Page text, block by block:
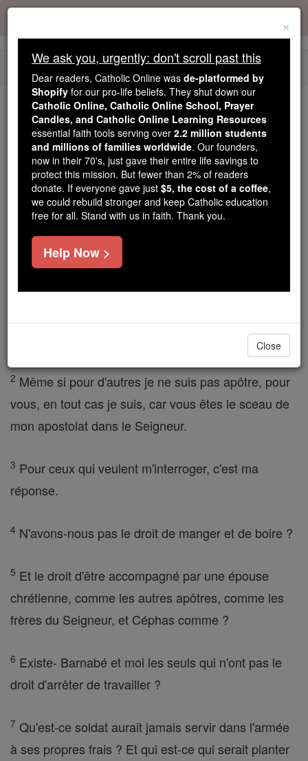
Skip
content
Trending:
Daily Reading for Thursday, October ...
Today's Reading The Mysteries of the Rosary
1 Corinthiens - Chapitre 9
1 Corinthiens ⌄
Suis-je pas libre? Suis -je pas apôtre ? N'ai-je pas
2 Même si pour d'autres je ne suis pas apôtre, pour
vous, en tout cas je suis, car vous êtes le sceau de
mon apostolat dans le Seigneur.
3 Pour ceux qui veulent m'interroger, c'est ma
réponse.
4 N'avons-nous pas le droit de manger et de boire ?
5 Et le droit d'être accompagné par une épouse
chrétienne, comme les autres apôtres, comme les
frères du Seigneur, et Céphas comme ?
6 Existe- Barnabé et moi les seuls qui n'ont pas le
droit d'arrêter de travailler ?
7 Qu'est-ce soldat aurait jamais servir dans l'armée
à ses propres frais ? Et qui est-ce qui serait planter
×
We ask you, urgently: don't scroll past this
Dear readers, Catholic Online was de-platformed by
Shopify for our pro-life beliefs. They shut down our
Catholic Online, Catholic Online School, Prayer
Candles, and Catholic Online Learning Resources
essential faith tools serving over 2.2 million students
and millions of families worldwide. Our founders,
now in their 70's, just gave their entire life savings to
protect this mission. But fewer than 2% of readers
donate. If everyone gave just $5, the cost of a coffee,
we could rebuild stronger and keep Catholic education
free for all. Stand with us in faith. Thank you.
Help Now >
Close